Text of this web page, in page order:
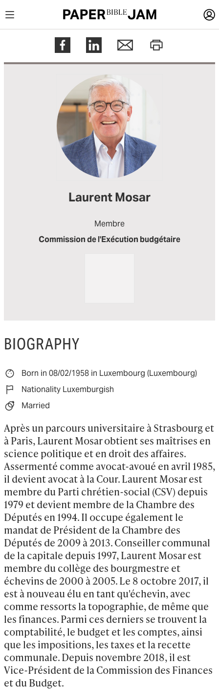
LOGIN
Register
Help
Laurent Mosar
Membre
Commission de l'Exécution budgétaire
BIOGRAPHY
Born in 08/02/1958 in Luxembourg (Luxembourg)
Nationality Luxemburgish
Married
Après un parcours universitaire à Strasbourg et
à Paris, Laurent Mosar obtient ses maîtrises en
science politique et en droit des affaires.
Assermenté comme avocat-avoué en avril 1985,
il devient avocat à la Cour. Laurent Mosar est
membre du Parti chrétien-social (CSV) depuis
1979 et devient membre de la Chambre des
Députés en 1994. Il occupe également le
mandat de Président de la Chambre des
Députés de 2009 à 2013. Conseiller communal
de la capitale depuis 1997, Laurent Mosar est
membre du collège des bourgmestre et
échevins de 2000 à 2005. Le 8 octobre 2017, il
est à nouveau élu en tant qu'échevin, avec
comme ressorts la topographie, de même que
les finances. Parmi ces derniers se trouvent la
comptabilité, le budget et les comptes, ainsi
que les impositions, les taxes et la recette
communale. Depuis novembre 2018, il est
Vice-Président de la Commission des Finances
et du Budget.